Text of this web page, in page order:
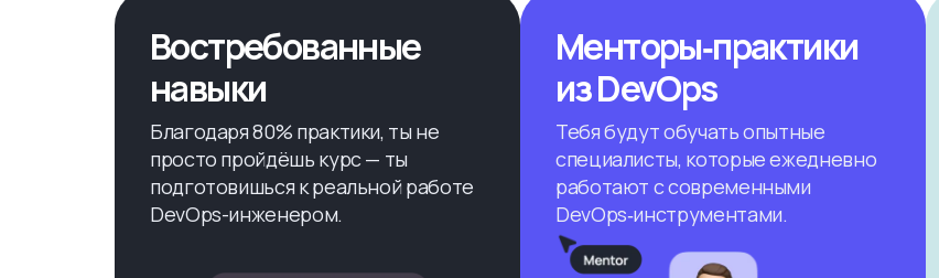
Востребованные
навыки
Благодаря 80% практики, ты не
просто пройдёшь курс — ты
подготовишься к реальной работе
DevOps-инженером.
Менторы‑практики
из DevOps
Тебя будут обучать опытные
специалисты, которые ежедневно
работают с современными
DevOps‑инструментами.